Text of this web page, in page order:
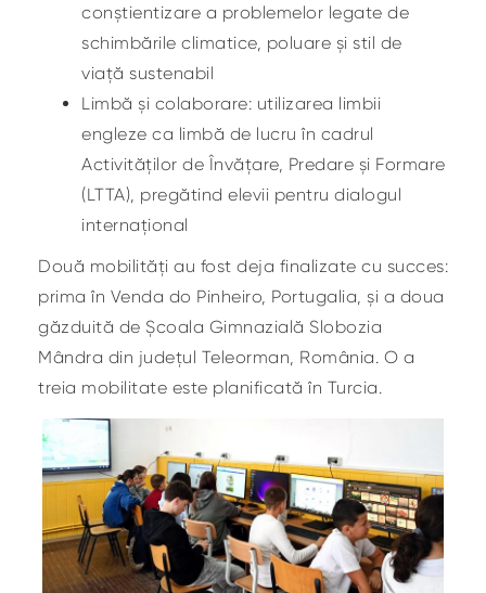
conștientizare a problemelor legate de
schimbările climatice, poluare și stil de
viață sustenabil
Limbă și colaborare: utilizarea limbii
engleze ca limbă de lucru în cadrul
Activităților de Învățare, Predare și Formare
(LTTA), pregătind elevii pentru dialogul
internațional
Două mobilități au fost deja finalizate cu succes:
prima în Venda do Pinheiro, Portugalia, și a doua
găzduită de Școala Gimnazială Slobozia
Mândra din județul Teleorman, România. O a
treia mobilitate este planificată în Turcia.